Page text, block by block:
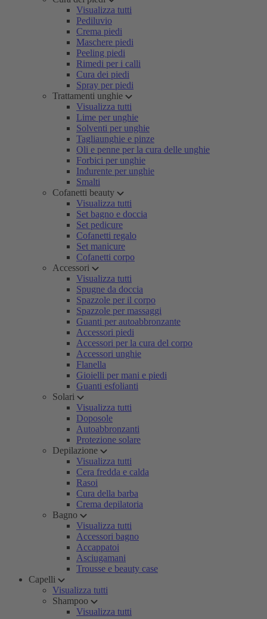
Visualizza tutti
Pediluvio
Crema piedi
Maschere piedi
Peeling piedi
Rimedi per i calli
Cura dei piedi
Spray per piedi
Trattamenti unghie
Visualizza tutti
Lime per unghie
Solventi per unghie
Tagliaunghie e pinze
Oli e penne per la cura delle unghie
Forbici per unghie
Indurente per unghie
Smalti
Cofanetti beauty
Visualizza tutti
Set bagno e doccia
Set pedicure
Cofanetti regalo
Set manicure
Cofanetti corpo
Accessori
Visualizza tutti
Spugne da doccia
Spazzole per il corpo
Spazzole per massaggi
Guanti per autoabbronzante
Accessori piedi
Accessori per la cura del corpo
Accessori unghie
Flanella
Gioielli per mani e piedi
Guanti esfolianti
Solari
Visualizza tutti
Doposole
Autoabbronzanti
Protezione solare
Depilazione
Visualizza tutti
Cera fredda e calda
Rasoi
Cura della barba
Crema depilatoria
Bagno
Visualizza tutti
Accessori bagno
Accappatoi
Asciugamani
Trousse e beauty case
Capelli
Visualizza tutti
Shampoo
Visualizza tutti